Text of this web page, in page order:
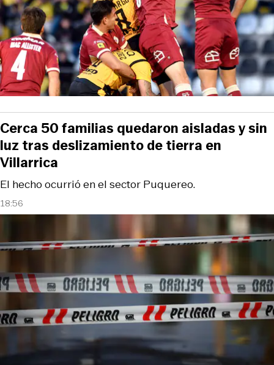
18:56
El hecho ocurrió en el sector Puquereo.
Cerca 50 familias quedaron aisladas y sin
luz tras deslizamiento de tierra en
Villarrica